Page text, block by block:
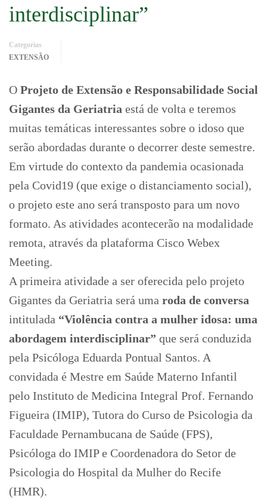
interdisciplinar”
Categorias
EXTENSÃO
O Projeto de Extensão e Responsabilidade Social
Gigantes da Geriatria está de volta e teremos
muitas temáticas interessantes sobre o idoso que
serão abordadas durante o decorrer deste semestre.
Em virtude do contexto da pandemia ocasionada
pela Covid19 (que exige o distanciamento social),
o projeto este ano será transposto para um novo
formato. As atividades acontecerão na modalidade
remota, através da plataforma Cisco Webex
Meeting.
A primeira atividade a ser oferecida pelo projeto
Gigantes da Geriatria será uma roda de conversa
intitulada “Violência contra a mulher idosa: uma
abordagem interdisciplinar” que será conduzida
pela Psicóloga Eduarda Pontual Santos. A
convidada é Mestre em Saúde Materno Infantil
pelo Instituto de Medicina Integral Prof. Fernando
Figueira (IMIP), Tutora do Curso de Psicologia da
Faculdade Pernambucana de Saúde (FPS),
Psicóloga do IMIP e Coordenadora do Setor de
Psicologia do Hospital da Mulher do Recife
(HMR).